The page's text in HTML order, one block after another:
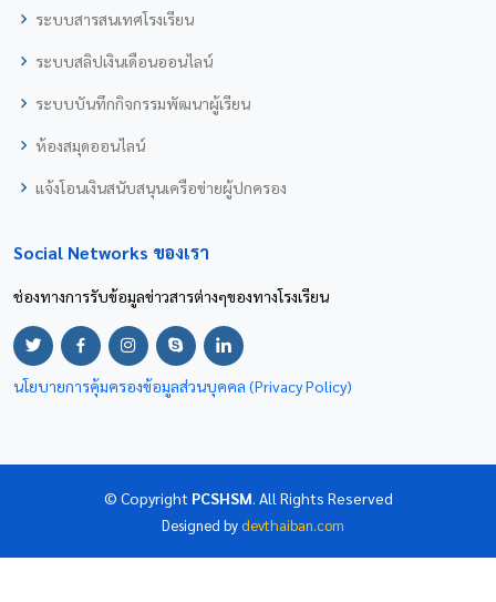
ระบบสารสนเทศโรงเรียน
ระบบสลิปเงินเดือนออนไลน์
ระบบบันทึกกิจกรรมพัฒนาผู้เรียน
ห้องสมุดออนไลน์
แจ้งโอนเงินสนับสนุนเครือข่ายผู้ปกครอง
Social Networks ของเรา
ช่องทางการรับข้อมูลข่าวสารต่างๆของทางโรงเรียน
นโยบายการคุ้มครองข้อมูลส่วนบุคคล (Privacy Policy)
© Copyright PCSHSM. All Rights Reserved
Designed bydevthaiban.com